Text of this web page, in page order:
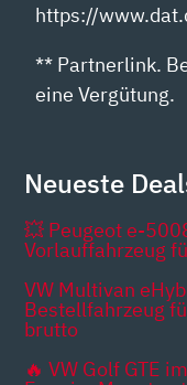
https://
** Partnerlink.
eine Vergütung.
Neueste
💥 Peugeot e-
Vorlauffahrzeug
VW Multivan
Bestellfahrzeug
brutto
🔥 VW Golf GTE